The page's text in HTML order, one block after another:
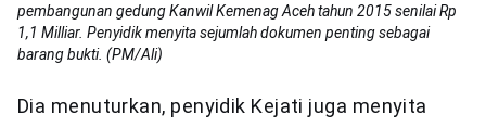
pembangunan gedung Kanwil Kemenag Aceh tahun 2015 senilai Rp
1,1 Milliar. Penyidik menyita sejumlah dokumen penting sebagai
barang bukti. (PM/Ali)
Dia menuturkan, penyidik Kejati juga menyita